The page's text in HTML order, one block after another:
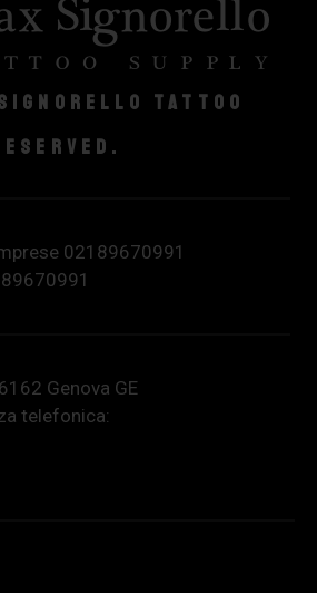
Signorello Tattoo
02189670991
Genova GE
telefonica: